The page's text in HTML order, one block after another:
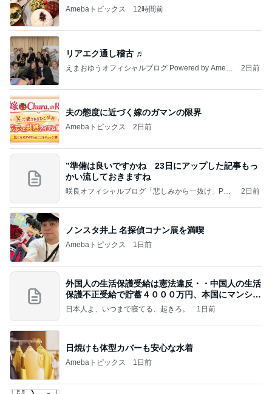
Amebaトピックス 12時間前
リアエク通し稽古 ♬
えまおゆうオフィシャルブログ Powered by Ameb
2日前
夫の態度に近づく嫁のガマンの限界
Amebaトピックス 2日前
”準備は良いですかね 23日にアップした記事もっ
かい流しておきますね
咲良オフィシャルブログ「悲しみから一抜け」Pow
2日前
ノンスタ井上 名探偵コナン展を満喫
Amebaトピックス 1日前
外国人の生活保護受給は憲法違反・・中国人の生活
保護不正受給で貯蓄４０００万円、本国にマンショ
ンを
日本人よ、いつまで寝てる、起きろ。 1日前
日焼けも体型カバーも安心な水着
Amebaトピックス 1日前